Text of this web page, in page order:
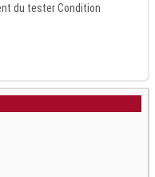
du tester Condition